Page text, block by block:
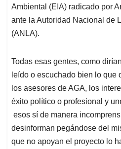
Ambiental (EIA) radicado por
ante la Autoridad Nacional de
(ANLA).
Todas esas gentes, como
leído o escuchado bien lo que
los asesores de AGA, los
éxito político o profesional y
esos sí de manera
desinforman pegándose del
que no apoyan el proyecto lo